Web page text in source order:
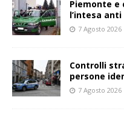
Piemonte
l’intesa
7 Agosto 2026
Controlli
persone
7 Agosto 2026